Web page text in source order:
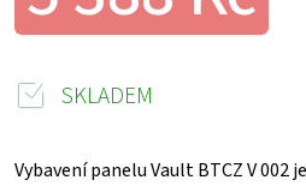
Vybavení panelu Vault BTCZ V 002
SKLADEM